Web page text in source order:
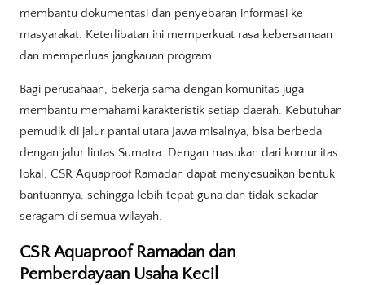
membantu dokumentasi dan penyebaran informasi ke
masyarakat. Keterlibatan ini memperkuat rasa kebersamaan
dan memperluas jangkauan program.
Bagi perusahaan, bekerja sama dengan komunitas juga
membantu memahami karakteristik setiap daerah. Kebutuhan
pemudik di jalur pantai utara Jawa misalnya, bisa berbeda
dengan jalur lintas Sumatra. Dengan masukan dari komunitas
lokal, CSR Aquaproof Ramadan dapat menyesuaikan bentuk
bantuannya, sehingga lebih tepat guna dan tidak sekadar
seragam di semua wilayah.
CSR Aquaproof Ramadan dan
Pemberdayaan Usaha Kecil